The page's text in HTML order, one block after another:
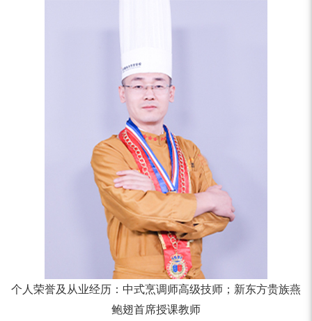
个人荣誉及从业经历：中式烹调师高级技师；新东方贵族燕
鲍翅首席授课教师